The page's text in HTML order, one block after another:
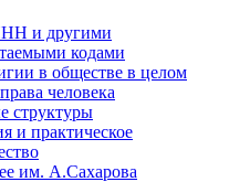
и другими
кодами
в обществе в целом
человека
структуры
и практическое
им. А.Сахарова